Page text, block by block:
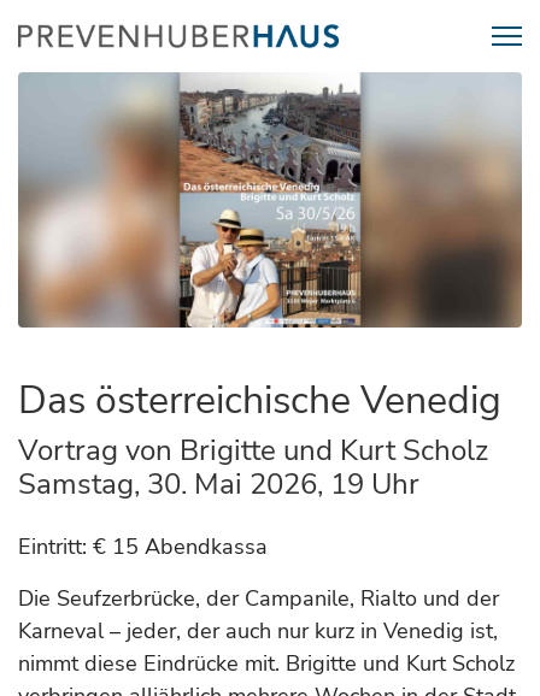
Das österreichische Venedig
Vortrag von Brigitte und Kurt Scholz
Samstag, 30. Mai 2026, 19 Uhr
Eintritt: € 15 Abendkassa
Die Seufzerbrücke, der Campanile, Rialto und der
Karneval – jeder, der auch nur kurz in Venedig ist,
nimmt diese Eindrücke mit. Brigitte und Kurt Scholz